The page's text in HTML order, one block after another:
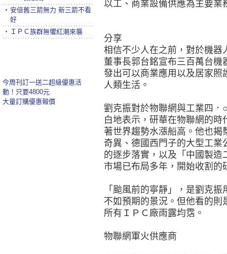
以工、商業設備供應為主要業
分享
相信不少人在之前，對於機器
董事長郭台銘宣布三百萬台
發出可以商業應用以及居家照
人類生活。
劉克振對於物聯網與工業四
白地表示，研華在物聯網的
著世界趨勢水漲船高。他也
奇異、德國西門子的大型工
的逐步落實，以及「中國製
市場已布局多年，開始收割的
「颱風前的寧靜」，是劉克
不如預期的景況。但他看的
所有ＩＰＣ廠雨露均霑。
物聯網軍火供應商
‧ 安倍舊三箭無力 新三箭不看
好
‧ ＩＰＣ族群無懼紅潮來襲
今周刊訂一送二超級優惠活
動！只要4800元
大量訂購優惠報價